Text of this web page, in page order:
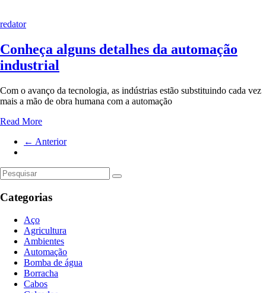
redator
Conheça alguns detalhes da automação
industrial
Com o avanço da tecnologia, as indústrias estão substituindo cada vez
mais a mão de obra humana com a automação
Read More
← Anterior
Categorias
Aço
Agricultura
Ambientes
Automação
Bomba de água
Borracha
Cabos